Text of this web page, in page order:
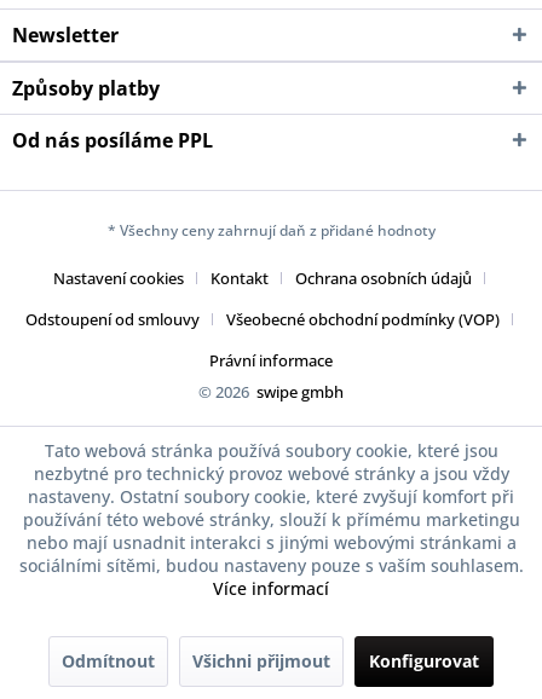
Newsletter
Způsoby platby
Od nás posíláme PPL
* Všechny ceny zahrnují daň z přidané hodnoty
Nastavení cookies Kontakt
Ochrana osobních údajů
Odstoupení od smlouvy
Všeobecné obchodní podmínky (VOP)
Právní informace
© 2026 swipe gmbh
Tato webová stránka používá soubory cookie, které jsou
nezbytné pro technický provoz webové stránky a jsou vždy
nastaveny. Ostatní soubory cookie, které zvyšují komfort při
používání této webové stránky, slouží k přímému marketingu
nebo mají usnadnit interakci s jinými webovými stránkami a
sociálními sítěmi, budou nastaveny pouze s vaším souhlasem.
Více informací
Odmítnout Všichni přijmout Konfigurovat